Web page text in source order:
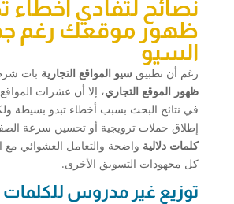
نصائح لتفادي أخطاء
ظهور موقعك رغم
السيو
رغم أن تطبيق سيو المواقع التجارية بات
ظهور الموقع التجاري، إلا أن عشرات
في نتائج البحث بسبب أخطاء تبدو بسيطة
إطلاق حملات ترويجية أو تحسين سرعة
كلمات دلالية واضحة والتعامل العشوائي
كل مجهودات التسويق الأخرى.
توزيع غير مدروس للكلمات